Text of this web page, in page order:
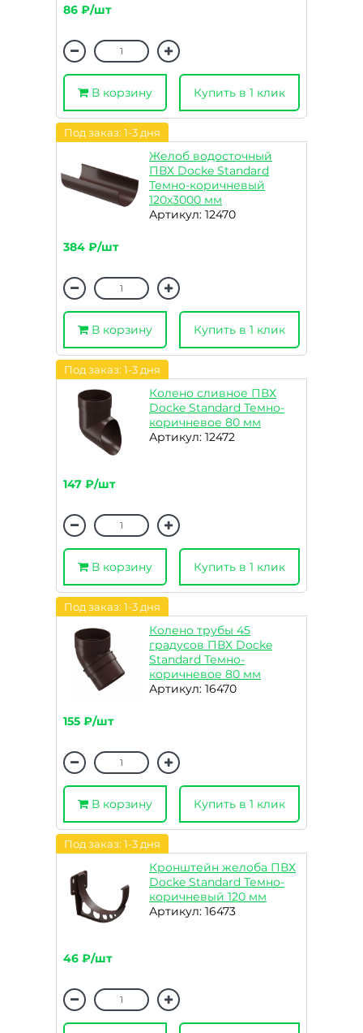
86 ₽/шт
В корзину Купить в 1 клик
Под заказ: 1-3 дня
Желоб водосточный
ПВХ Docke Standard
Темно-коричневый
120х3000 мм
Артикул: 12470
384 ₽/шт
В корзину Купить в 1 клик
Под заказ: 1-3 дня
Колено сливное ПВХ
Docke Standard Темно-
коричневое 80 мм
Артикул: 12472
147 ₽/шт
В корзину Купить в 1 клик
Под заказ: 1-3 дня
Колено трубы 45
градусов ПВХ Docke
Standard Темно-
коричневое 80 мм
Артикул: 16470
155 ₽/шт
В корзину Купить в 1 клик
Под заказ: 1-3 дня
Кронштейн желоба ПВХ
Docke Standard Темно-
коричневый 120 мм
Артикул: 16473
46 ₽/шт